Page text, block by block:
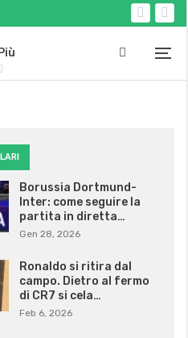
Borussia Dortmund-
Inter: come seguire la
partita in diretta…
Gen 28, 2026
Ronaldo si ritira dal
campo. Dietro al fermo
di CR7 si cela…
Feb 6, 2026